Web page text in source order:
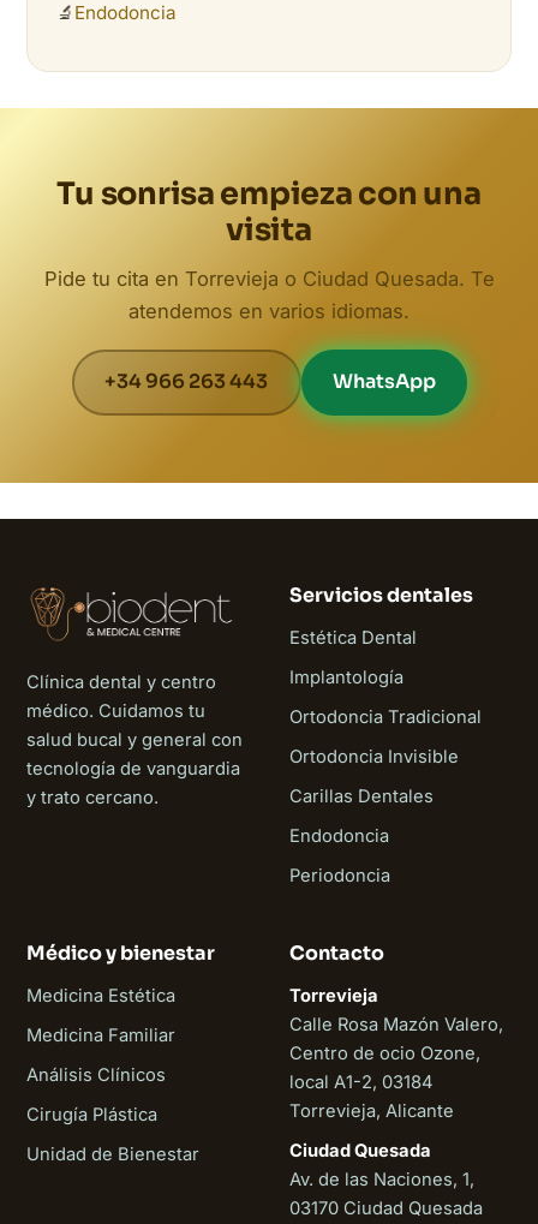
🔬 Endodoncia
Tu sonrisa empieza con una
visita
Pide tu cita en Torrevieja o Ciudad Quesada. Te
atendemos en varios idiomas.
+34 966 263 443 WhatsApp
Clínica dental y centro
médico. Cuidamos tu
salud bucal y general con
tecnología de vanguardia
y trato cercano.
Servicios dentales
Estética Dental
Implantología
Ortodoncia Tradicional
Ortodoncia Invisible
Carillas Dentales
Endodoncia
Periodoncia
Médico y bienestar
Medicina Estética
Medicina Familiar
Análisis Clínicos
Cirugía Plástica
Unidad de Bienestar
Contacto
Torrevieja
Calle Rosa Mazón Valero,
Centro de ocio Ozone,
local A1-2, 03184
Torrevieja, Alicante
Ciudad Quesada
Av. de las Naciones, 1,
03170 Ciudad Quesada